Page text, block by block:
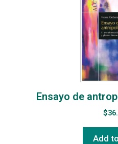
Ensayo de
$
Add